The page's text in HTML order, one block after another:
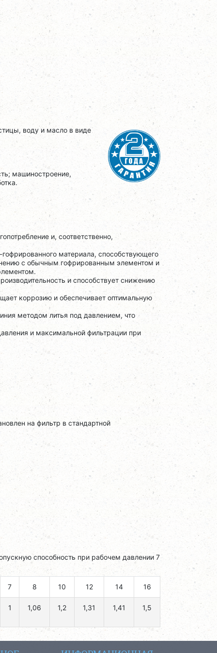
воду и масло в виде
машиностроение,
и, соответственно,
материала, способствующего
с обычным гофрированным элементом и
и способствует снижению
коррозию и обеспечивает оптимальную
методом литья под давлением, что
и максимальной фильтрации при
на фильтр в стандартной
способность при рабочем давлении 7
7 8 10 12 14 16
1 1,06 1,2 1,31 1,41 1,5